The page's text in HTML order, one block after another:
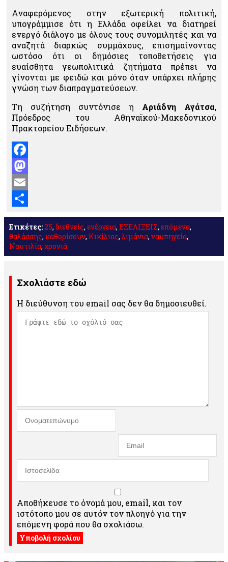
Αναφερόμενος στην εξωτερική πολιτική,
υπογράμμισε ότι η Ελλάδα οφείλει να διατηρεί
ενεργό διάλογο με όλους τους συνομιλητές και να
αναζητά διαρκώς συμμάχους, επισημαίνοντας
ωστόσο ότι οι δημόσιες τοποθετήσεις για
ευαίσθητα γεωπολιτικά ζητήματα πρέπει να
γίνονται με φειδώ και μόνο όταν υπάρχει πλήρης
γνώση των διαπραγματεύσεων.
Τη συζήτηση συντόνισε η Αριάδνη Αγάτσα,
Πρόεδρος του Αθηναϊκού-Μακεδονικού
Πρακτορείου Ειδήσεων.
Facebook
Mastodon
Email
Μοιραστείτε
Ετικέτες:25, διεθνείς, ενέργεια, ΕΞΕΛΙΞΕΙΣ, επόμενα,
θαλάσσης, καθορίσουν, Κικίλιας, λιμάνια, ναυπηγεία,
Ναυτιλία, χρονιά
Σχολιάστε εδώ
Η διεύθυνση του email σας δεν θα δημοσιευθεί.
Αποθήκευσε το όνομά μου, email, και τον
ιστότοπο μου σε αυτόν τον πλοηγό για την
επόμενη φορά που θα σχολιάσω.